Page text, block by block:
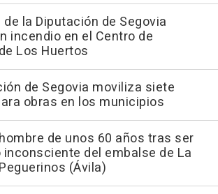
la Diputación de Segovia
incendio en el Centro de
Los Huertos
de Segovia moviliza siete
obras en los municipios
de unos 60 años tras ser
del embalse de La
(Ávila)